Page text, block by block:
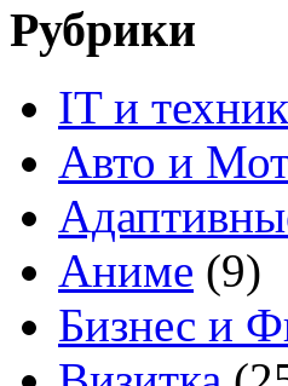
Рубрики
IT и
Авто и
Аниме (9)
Бизнес и